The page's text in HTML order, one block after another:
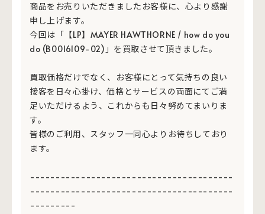
商品をお売りいただきましたお客様に、心より感謝
申し上げます。
今回は「【LP】MAYER HAWTHORNE / how do you
do (B0016109-02)」を買取させて頂きました。
買取価格だけでなく、お客様にとって気持ちの良い
接客を日々心掛け、価格とサービスの両面にてご満
足いただけるよう、これからも日々努めてまいりま
す。
皆様のご利用、スタッフ一同心よりお待ちしており
ます。
----------------------------------------
----------------------------------------
---------